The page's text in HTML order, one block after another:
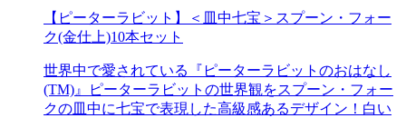
【ピーターラビット】＜皿中七宝＞スプーン・フォー
ク(金仕上)10本セット
世界中で愛されている『ピーターラビットのおはなし
(TM)』ピーターラビットの世界観をスプーン・フォー
クの皿中に七宝で表現した高級感あるデザイン！白い